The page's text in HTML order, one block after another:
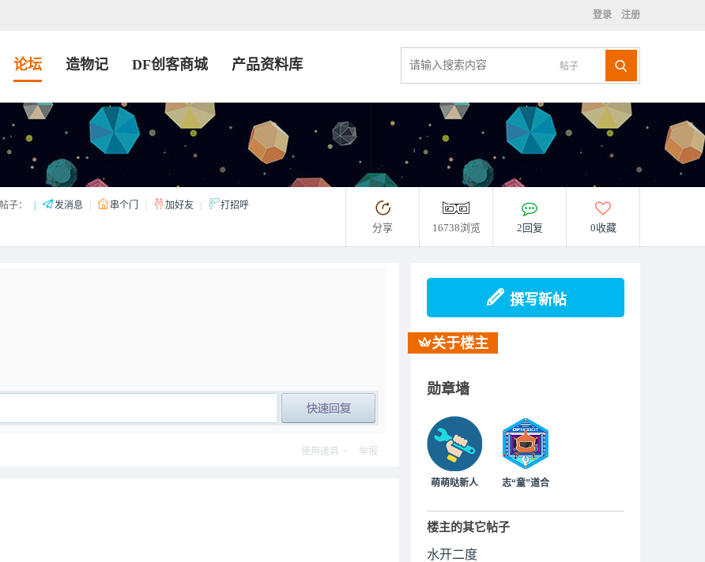
登录 注册
帖子
论坛 造物记 DF创客商城 产品资料库
帖子： 发消息 串个门 加好友 打招呼
分享 16738浏览 2回复 0收藏
使用道具 举报
撰写新帖
关于楼主
勋章墙
萌萌哒新人 志“童”道合
楼主的其它帖子
水开二度